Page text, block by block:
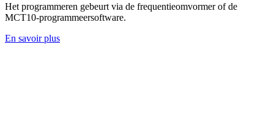
Het programmeren gebeurt via de frequentieomvormer of de
MCT10-programmeersoftware.
En savoir plus